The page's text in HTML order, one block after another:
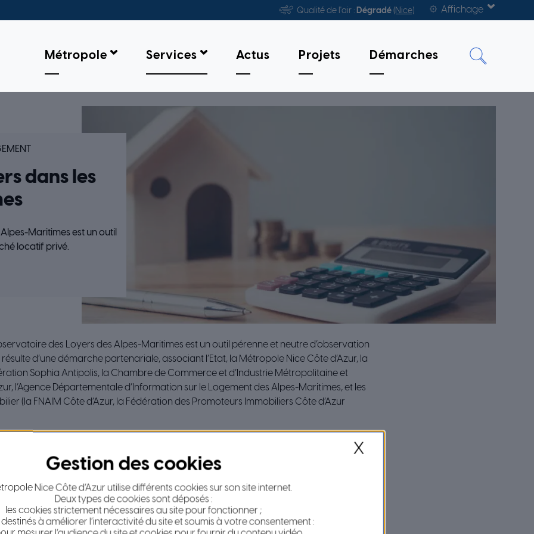
Qualité de l'air : Dégradé (Nice) Affichage
Métropole Services Actus Projets Démarches
DES LOYERS DANS LES ALPES-MARITIMES
dans les
Maritimes est un outil
locatif privé.
des Loyers des Alpes-Maritimes est un outil pérenne et neutre d’observation
d’une démarche partenariale, associant l’Etat, la Métropole Nice Côte d’Azur, la
Sophia Antipolis, la Chambre de Commerce et d’Industrie Métropolitaine et
l’Agence Départementale d’Information sur le Logement des Alpes-Maritimes, et les
(la FNAIM Côte d’Azur, la Fédération des Promoteurs Immobiliers Côte d’Azur
à la connaissance du marché locatif du département et de faciliter la lisibilité de
Loyers des Alpes-Maritimes présenteun intérêt pour l’ensemble des acteurs du
les collectivités locales, les professionnels de l’immobilier, que pour les particuliers,
propriétaires-bailleurs, locataires ou en recherche d’un logement à louer.
X
Nice Côte d’Azur utilise différents cookies sur son site internet.
Deux types de cookies sont déposés :
les cookies strictement nécessaires au site pour fonctionner ;
à améliorer l’interactivité du site et soumis à votre consentement :